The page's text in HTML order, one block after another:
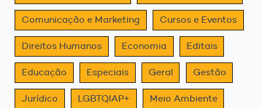
Comunicação e Marketing Cursos e Eventos
Direitos Humanos Economia Editais
Educação Especiais Geral Gestão
Jurídico LGBTQIAP+ Meio Ambiente